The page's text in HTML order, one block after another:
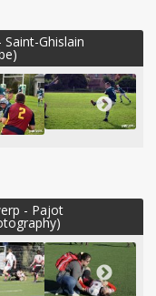
Ghislain
- Pajot